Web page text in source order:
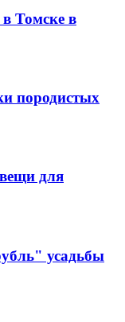
Томске в
породистых
для
усадьбы